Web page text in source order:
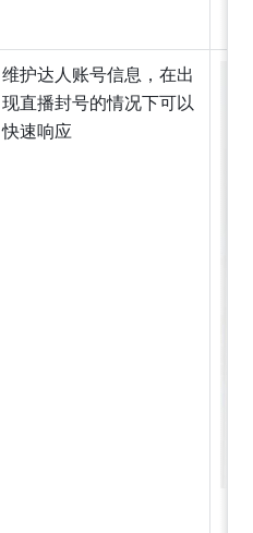
维护达人账号信息，在出
现直播封号的情况下可以
快速响应